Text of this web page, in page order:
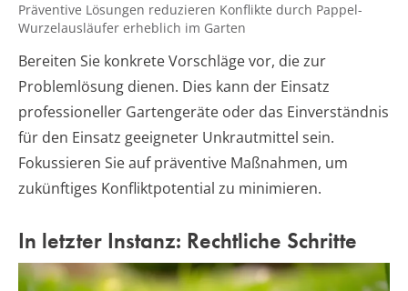
Präventive Lösungen reduzieren Konflikte durch Pappel-
Wurzelausläufer erheblich im Garten
Bereiten Sie konkrete Vorschläge vor, die zur
Problemlösung dienen. Dies kann der Einsatz
professioneller Gartengeräte oder das Einverständnis
für den Einsatz geeigneter Unkrautmittel sein.
Fokussieren Sie auf präventive Maßnahmen, um
zukünftiges Konfliktpotential zu minimieren.
In letzter Instanz: Rechtliche Schritte